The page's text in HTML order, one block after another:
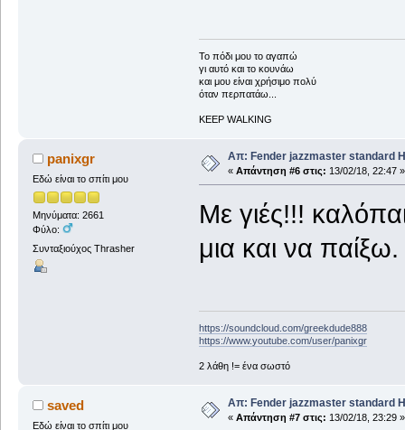
To πόδι μου το αγαπώ
γι αυτό και το κουνάω
και μου είναι χρήσιμο πολύ
όταν περπατάω...
KEEP WALKING
panixgr
Εδώ είναι το σπίτι μου
Μηνύματα: 2661
Φύλο:
Συνταξιούχος Thrasher
Απ: Fender jazzmaster standard
« Απάντηση #6 στις: 13/02/18, 22:47 »
Με γιές!!!
μια και να παίξω.
https://soundcloud.com/greekdude888
https://www.youtube.com/user/panixgr
2 λάθη != ένα σωστό
saved
Εδώ είναι το σπίτι μου
Απ: Fender jazzmaster standard
« Απάντηση #7 στις: 13/02/18, 23:29 »